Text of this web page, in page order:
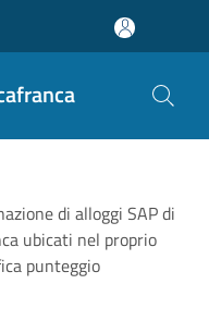
di alloggi SAP di
ubicati nel proprio
punteggio